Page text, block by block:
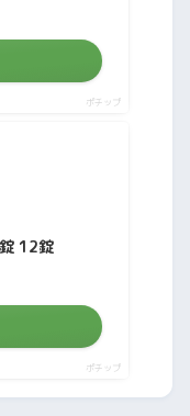
ポチップ
12錠
ポチップ